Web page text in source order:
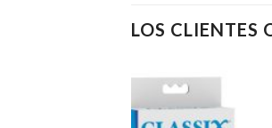
LOS CLIENTES